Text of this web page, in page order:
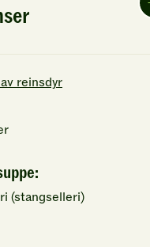
reinsdyr
(stangselleri)